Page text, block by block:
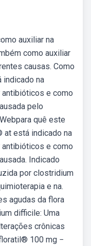
auxiliar na
como auxiliar
causas. Como
na
antibióticos e como
pelo
quê este
at está indicado na
antibióticos e como
Indicado
por clostridium
e na.
agudas da flora
difficile: Uma
crônicas
100 mg −